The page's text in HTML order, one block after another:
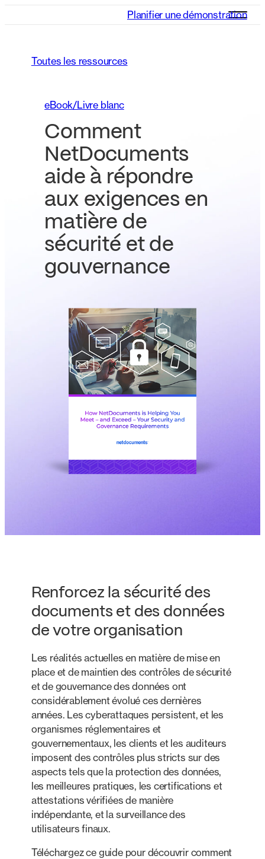
Planifier une démonstration
Toutes les ressources
eBook/Livre blanc
Comment
NetDocuments
aide à répondre
aux exigences en
matière de
sécurité et de
gouvernance
Renforcez la sécurité des
documents et des données
de votre organisation
Les réalités actuelles en matière de mise en
place et de maintien des contrôles de sécurité
et de gouvernance des données ont
considérablement évolué ces dernières
années. Les cyberattaques persistent, et les
organismes réglementaires et
gouvernementaux, les clients et les auditeurs
imposent des contrôles plus stricts sur des
aspects tels que la protection des données,
les meilleures pratiques, les certifications et
attestations vérifiées de manière
indépendante, et la surveillance des
utilisateurs finaux.
Téléchargez ce guide pour découvrir comment